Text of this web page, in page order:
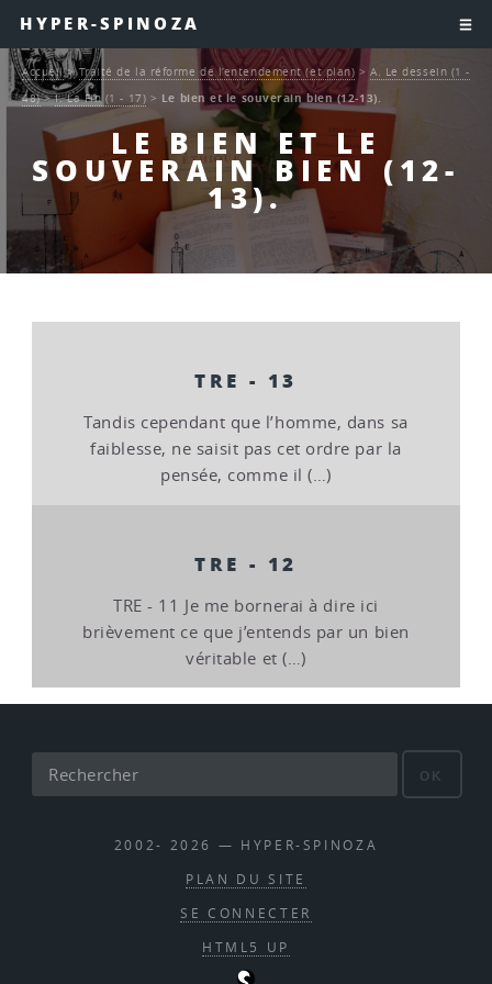
HYPER-SPINOZA
LE BIEN ET LE
SOUVERAIN BIEN (12-
13).
Accueil>Traité de la réforme de l’entendement (et plan) >A. Le dessein (1 -
48)>I. La Fin (1 - 17) > Le bien et le souverain bien (12-13).
TRE - 13
Tandis cependant que l’homme, dans sa
faiblesse, ne saisit pas cet ordre par la
pensée, comme il (…)
TRE - 12
TRE - 11 Je me bornerai à dire ici
brièvement ce que j’entends par un bien
véritable et (…)
OK
2002- 2026 — HYPER-SPINOZA
PLAN DU SITE
SE CONNECTER
HTML5 UP